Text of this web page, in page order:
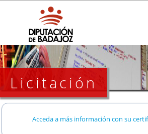
Licitación
Acceda a más información con su